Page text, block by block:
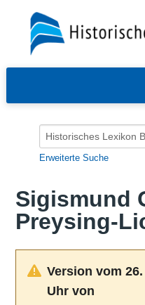
Erweiterte Suche
Sigismund
Preysing-
Version vom
Uhr von